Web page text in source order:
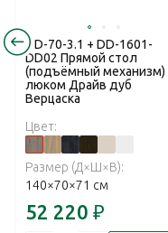
DD-70-3.1 + DD-1601-
DD02 Прямой стол
(подъёмный механизм)
люком Драйв дуб
Верцаска
Цвет:
Размер (Д×Ш×В):
140×70×71 см
52 220 ₽